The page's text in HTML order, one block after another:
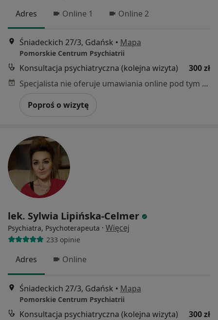
Adres Online 1 Online 2
Śniadeckich 27/3, Gdańsk • Mapa
Pomorskie Centrum Psychiatrii
Konsultacja psychiatryczna (kolejna wizyta)
300 zł
Specjalista nie oferuje umawiania online pod tym adresem.
Poproś o wizytę
lek. Sylwia Lipińska-Celmer
Psychiatra, Psychoterapeuta · Więcej
233 opinie
Adres Online
Śniadeckich 27/3, Gdańsk • Mapa
Pomorskie Centrum Psychiatrii
Konsultacja psychiatryczna (kolejna wizyta)
300 zł